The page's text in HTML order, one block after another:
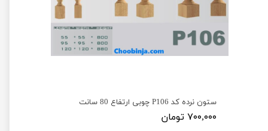
ستون نرده کد P106 چوبی ارتفاع 80 سانت
۷۰۰,۰۰۰ تومان